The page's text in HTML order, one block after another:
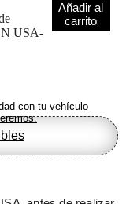
USA-
Añadir al
carrito
con tu vehículo